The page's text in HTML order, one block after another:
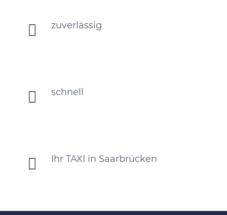
 zuverlässig
 schnell
 Ihr TAXI in Saarbrücken